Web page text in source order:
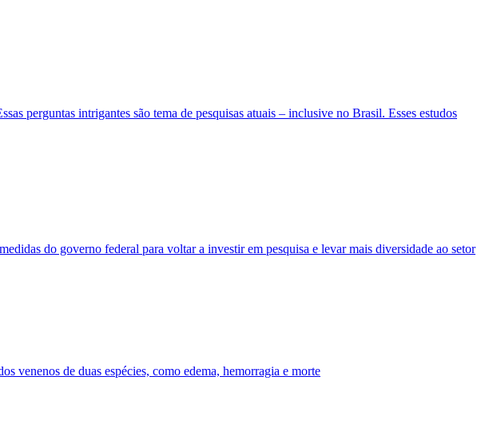
perguntas intrigantes são tema de pesquisas atuais – inclusive no Brasil. Esses estudos
do governo federal para voltar a investir em pesquisa e levar mais diversidade ao setor
venenos de duas espécies, como edema, hemorragia e morte